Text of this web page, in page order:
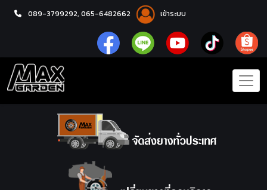
089-3799292, 065-6482662 เข้าระบบ
หน้าแรก